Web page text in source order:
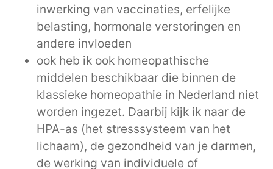
inwerking van vaccinaties, erfelijke
belasting, hormonale verstoringen en
andere invloeden
ook heb ik ook homeopathische
middelen beschikbaar die binnen de
klassieke homeopathie in Nederland niet
worden ingezet. Daarbij kijk ik naar de
HPA-as (het stresssysteem van het
lichaam), de gezondheid van je darmen,
de werking van individuele of